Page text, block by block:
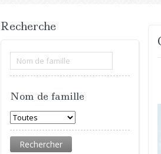
Recherche
Nom de famille